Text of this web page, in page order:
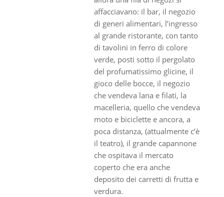
affacciavano: il bar, il negozio
di generi alimentari, l’ingresso
al grande ristorante, con tanto
di tavolini in ferro di colore
verde, posti sotto il pergolato
del profumatissimo glicine, il
gioco delle bocce, il negozio
che vendeva lana e filati, la
macelleria, quello che vendeva
moto e biciclette e ancora, a
poca distanza, (attualmente c’è
il teatro), il grande capannone
che ospitava il mercato
coperto che era anche
deposito dei carretti di frutta e
verdura.